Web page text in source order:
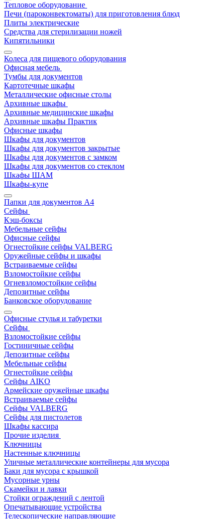
Тепловое оборудование
Печи (пароконвектоматы) для приготовления блюд
Плиты электрические
Средства для стерилизации ножей
Кипятильники
Колеса для пищевого оборудования
Офисная мебель
Тумбы для документов
Картотечные шкафы
Металлические офисные столы
Архивные шкафы
Архивные медицинские шкафы
Архивные шкафы Практик
Офисные шкафы
Шкафы для документов
Шкафы для документов закрытые
Шкафы для документов с замком
Шкафы для документов со стеклом
Шкафы ШАМ
Шкафы-купе
Папки для документов A4
Сейфы
Кэш-боксы
Мебельные сейфы
Офисные сейфы
Огнестойкие сейфы VALBERG
Оружейные сейфы и шкафы
Встраиваемые сейфы
Взломостойкие сейфы
Огневзломостойкие сейфы
Депозитные сейфы
Банковское оборудование
Офисные стулья и табуретки
Сейфы
Взломостойкие сейфы
Гостиничные сейфы
Депозитные сейфы
Мебельные сейфы
Огнестойкие сейфы
Сейфы AIKO
Армейские оружейные шкафы
Встраиваемые сейфы
Сейфы VALBERG
Сейфы для пистолетов
Шкафы кассира
Прочие изделия
Ключницы
Настенные ключницы
Уличные металлические контейнеры для мусора
Баки для мусора с крышкой
Мусорные урны
Скамейки и лавки
Стойки ограждений с лентой
Опечатывающие устройства
Телескопические направляющие